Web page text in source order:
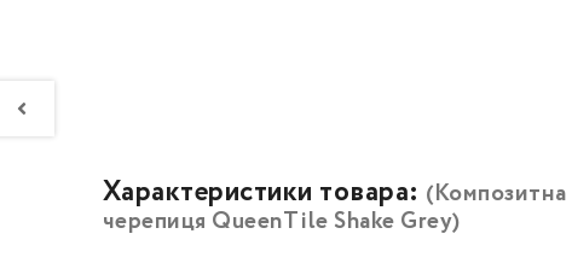
Характеристики товара: (Композитна
черепиця QueenTile Shake Grey)